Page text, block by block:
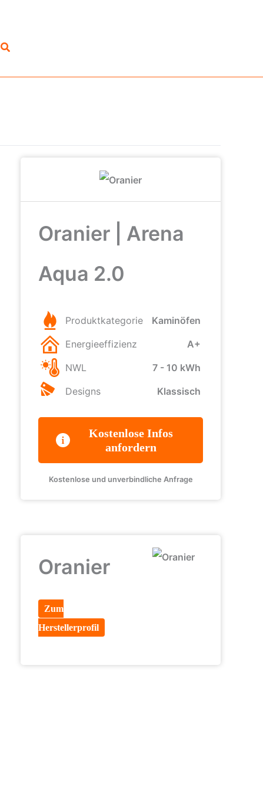
Suchen
Oranier | Arena
Aqua 2.0
Produktkategorie
Kaminöfen
Energieeffizienz
A+
NWL
7 - 10 kWh
Designs
Klassisch
Kostenlose Infos
anfordern
Kostenlose und unverbindliche Anfrage
Oranier
Zum
Herstellerprofil